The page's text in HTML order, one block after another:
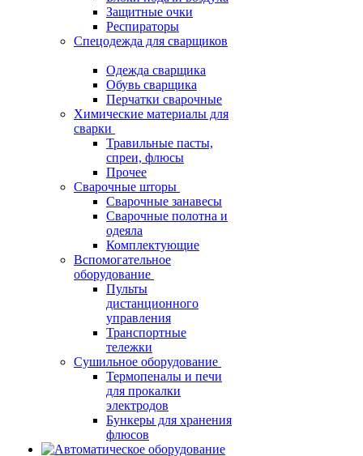
Защитные очки
Респираторы
Спецодежда для сварщиков
Одежда сварщика
Обувь сварщика
Перчатки сварочные
Химические материалы для
сварки
Травильные пасты,
спреи, флюсы
Прочее
Сварочные шторы
Сварочные занавесы
Сварочные полотна и
одеяла
Комплектующие
Вспомогательное
оборудование
Пульты
дистанционного
управления
Транспортные
тележки
Сушильное оборудование
Термопеналы и печи
для прокалки
электродов
Бункеры для хранения
флюсов